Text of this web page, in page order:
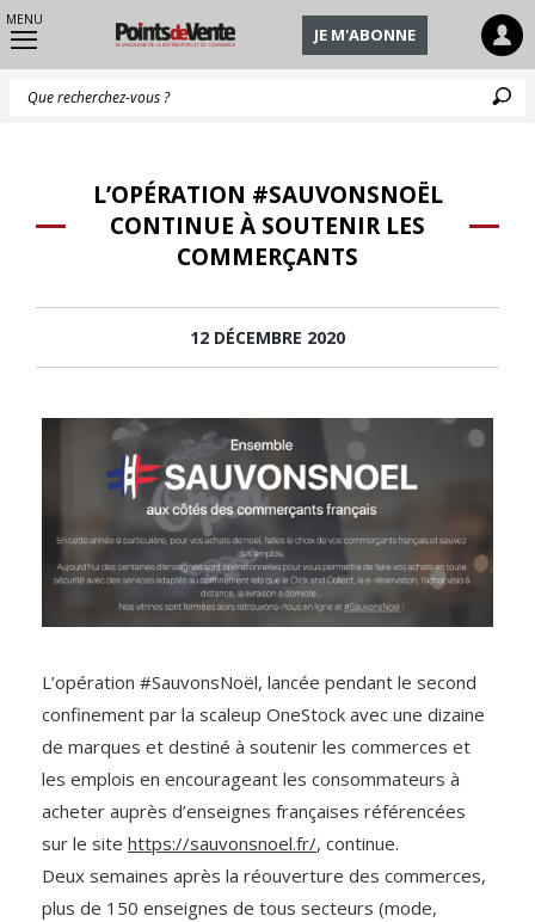
MENU
JE M'ABONNE
L’OPÉRATION #SAUVONSNOËL
CONTINUE À SOUTENIR LES
COMMERÇANTS
12 DÉCEMBRE 2020
L’opération #SauvonsNoël, lancée pendant le second
confinement par la scaleup OneStock avec une dizaine
de marques et destiné à soutenir les commerces et
les emplois en encourageant les consommateurs à
acheter auprès d’enseignes françaises référencées
sur le site https://sauvonsnoel.fr/, continue.
Deux semaines après la réouverture des commerces,
plus de 150 enseignes de tous secteurs (mode,